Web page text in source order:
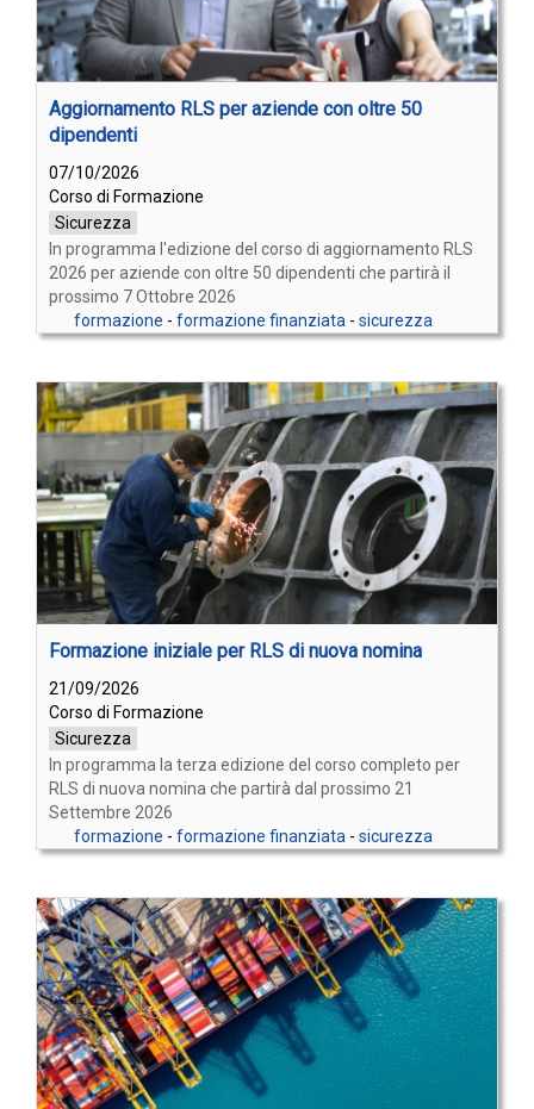
Aggiornamento RLS per aziende con oltre 50
dipendenti
07/10/2026
Corso di Formazione
Sicurezza
In programma l'edizione del corso di aggiornamento RLS
2026 per aziende con oltre 50 dipendenti che partirà il
prossimo 7 Ottobre 2026
formazione - formazione finanziata- sicurezza
Formazione iniziale per RLS di nuova nomina
21/09/2026
Corso di Formazione
Sicurezza
In programma la terza edizione del corso completo per
RLS di nuova nomina che partirà dal prossimo 21
Settembre 2026
formazione - formazione finanziata - sicurezza